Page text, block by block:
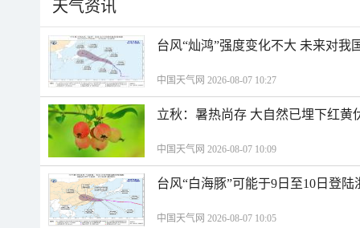
天气资讯
台风“灿鸿”强度变化不大 未来对我
中国天气网 2026-08-07 10:27
立秋：暑热尚存 大自然已埋下红黄
中国天气网 2026-08-07 10:09
台风“白海豚”可能于9日至10日登陆
中国天气网 2026-08-07 10:05